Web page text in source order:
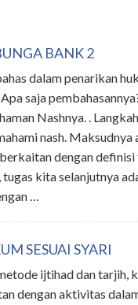
BANK 2
dalam penarikan
saja
Nashnya. .
nash. Maksudnya
dengan
kita selanjutnya
…
SESUAI SYARI
ijtihad dan tarjih,
dengan aktivitas